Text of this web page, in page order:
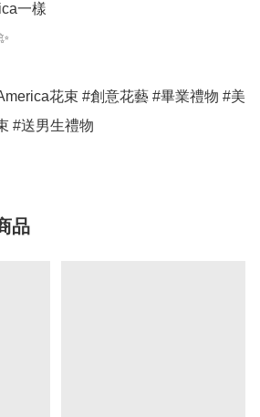
一樣
花束 #創意花藝 #畢業禮物 #美
#送男生禮物
品